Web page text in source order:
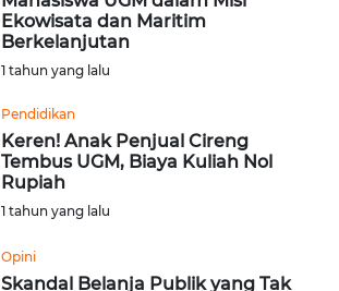
Ekowisata dan Maritim
Berkelanjutan
1 tahun yang lalu
Pendidikan
Keren! Anak Penjual Cireng
Tembus UGM, Biaya Kuliah Nol
Rupiah
1 tahun yang lalu
Opini
Skandal Belanja Publik yang Tak